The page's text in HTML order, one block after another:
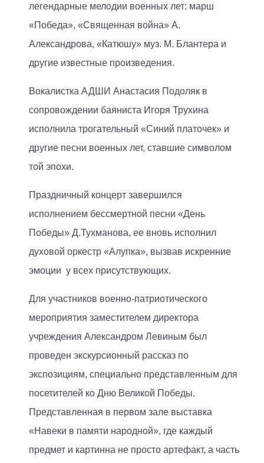
легендарные мелодии военных лет: марш
«Победа», «Священная война» А.
Александрова, «Катюшу» муз. М. Блантера и
другие известные произведения.
Вокалистка АДШИ Анастасия Подоляк в
сопровождении баяниста Игоря Трухина
исполнила трогательный «Синий платочек» и
другие песни военных лет, ставшие символом
той эпохи.
Праздничный концерт завершился
исполнением бессмертной песни «День
Победы» Д.Тухманова, ее вновь исполнил
духовой оркестр «Алупка», вызвав искренние
эмоции у всех присутствующих.
Для участников военно-патриотического
мероприятия заместителем директора
учреждения Александром Левиным был
проведен экскурсионный рассказ по
экспозициям, специально представленным для
посетителей ко Дню Великой Победы.
Представленная в первом зале выставка
«Навеки в памяти народной», где каждый
предмет и картинна не просто артефакт, а часть